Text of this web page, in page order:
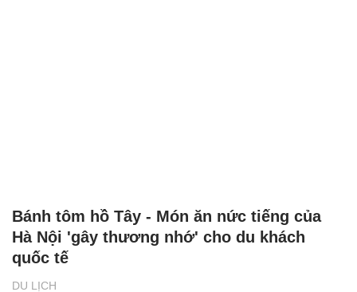
DU LỊCH
Bánh tôm hồ Tây - Món ăn nức tiếng của
Hà Nội 'gây thương nhớ' cho du khách
quốc tế